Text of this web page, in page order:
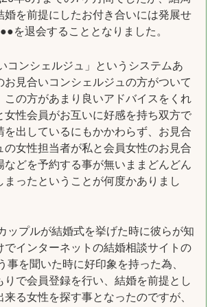
婚を前提にしたお付き合いには発展せ
を退会することとなりました。
コンシェルジュ」というシステムあ
お見合いコンシェルジュの方がついて
この方があまり良いアドバイスをくれ
女性会員がお互いに好感を持ち双方で
を出しているにもかかわらず、お見合
の女性担当者が私と会員女性のお見合
などを予約する事が無いままどんどん
まったということが何度かありまし
ップルが結婚式を挙げた時に彼らが知
でインターネットの結婚相談サイトの
事を聞いた時に好印象を持った為、
りで会員登録を行い、結婚を前提とし
る女性を探す事となったのですが、